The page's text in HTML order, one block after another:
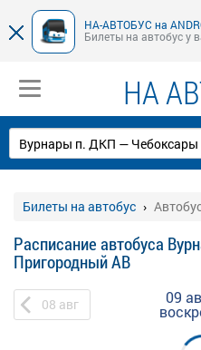
НА-АВТОБУС на
Билеты на автобус у
НА
Билеты на автобус
Расписание автобуса
Пригородный АВ
08 авг 09